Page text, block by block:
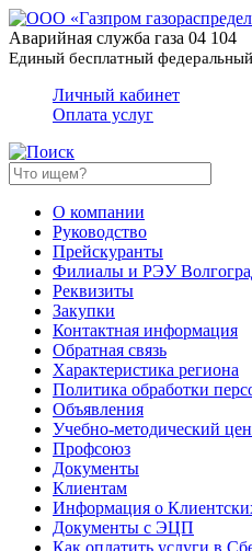
Аварийная служба газа 04 104
Единый бесплатный
Личный кабинет
Оплата услуг
О компании
Руководство
Прейскуранты
Филиалы и РЭУ
Реквизиты
Закупки
Контактная информация
Обратная связь
Характеристика региона
Политика обработки
Oбъявления
Учебно-методический
Профсоюз
Документы
Клиентам
Информация о
Документы с ЭЦП
Как оплатить услуги в